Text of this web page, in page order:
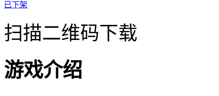
已下架
扫描二维码下载
游戏介绍